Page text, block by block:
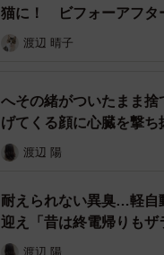
猫に！ ビフォーアフタ
渡辺 晴子
へその緒がついたまま
げてくる顔に心臓を撃ち
渡辺 陽
耐えられない異臭…軽
迎え「昔は終電帰りもザ
渡辺 陽